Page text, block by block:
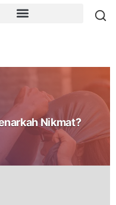
Nikmat?